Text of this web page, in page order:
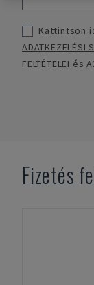
Kattintson
ADATKEZELÉSI
FELTÉTELEI és
Fizetés